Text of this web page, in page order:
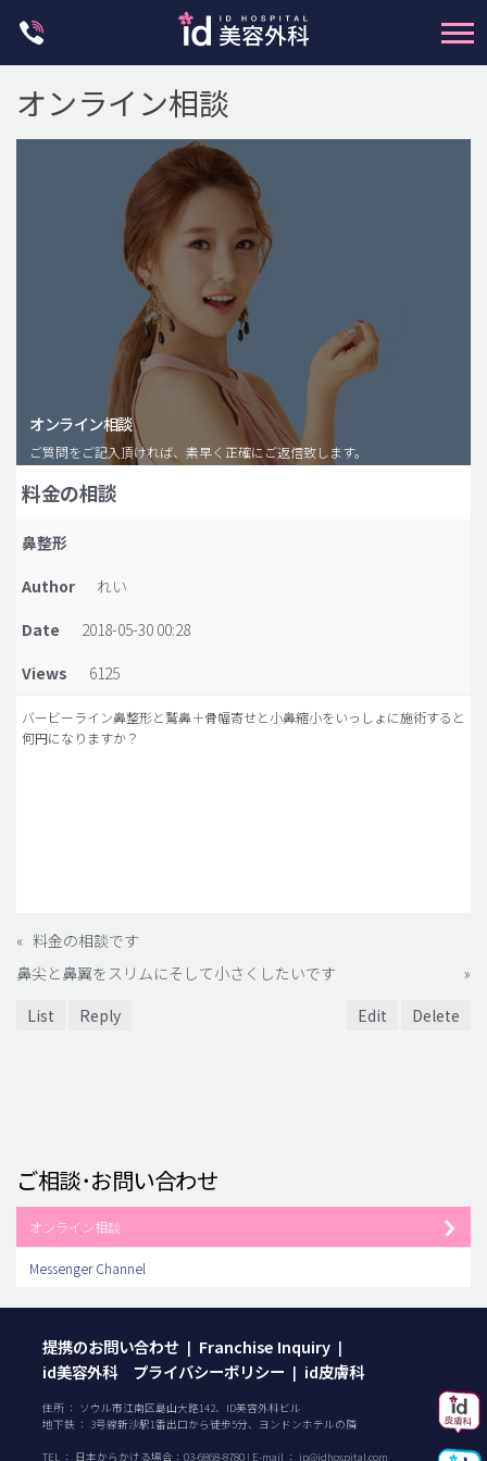
脂肪注入(アンチエイジング)
豊胸手術・バストアップ
プチ整形
idリアルストーリー
idニュース
病院紹介
安全整形
料金一覧
オンライン相談
オンライン相談
ご質問をご記入頂ければ、素早く正確にご返信致します。
料金の相談
鼻整形
Author
れい
Date
2018-05-30 00:28
Views
6125
バービーライン鼻整形と鷲鼻＋骨幅寄せと小鼻縮小をいっしょに施術すると
何円になりますか？
« 料金の相談です
鼻尖と鼻翼をスリムにそして小さくしたいです
»
List
Reply Edit Delete
ご相談･お問い合わせ
オンライン相談
Messenger Channel
提携のお問い合わせ | Franchise Inquiry |
id美容外科 プライバシーポリシー | id皮膚科
住所 ： ソウル市江南区島山大路142、ID美容外科ビル
地下鉄 ： 3号線新沙駅1番出口から徒歩5分、ヨンドンホテルの隣
TEL ： 日本からかける場合： 03-6868-8780 | E-mail ： jp@idhospital.com